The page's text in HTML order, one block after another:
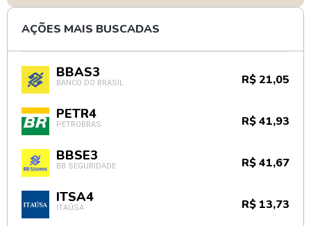
AÇÕES MAIS BUSCADAS
BBAS3
BANCO DO BRASIL R$ 21,05
PETR4
PETROBRAS R$ 41,93
BBSE3
BB SEGURIDADE R$ 41,67
ITSA4
ITAÚSA R$ 13,73